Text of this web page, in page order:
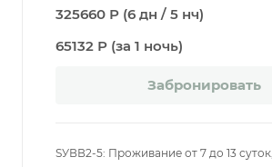
325660 Р (6 дн / 5 нч)
65132 Р (за 1 ночь)
Забронировать
SУВВ2-5: Проживание от 7 до 13 суток,